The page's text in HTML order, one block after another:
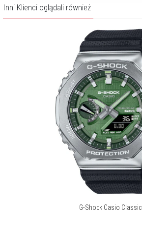
Inni Klienci oglądali również
G-Shock Casio Classic